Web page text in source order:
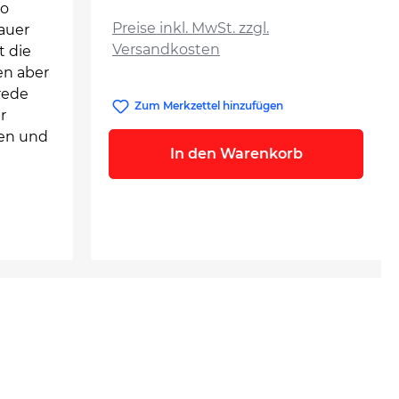
die
aber
und
Preise inkl. MwSt. zzgl.
Versandkosten
Zum Merkzettel hinzufügen
In den Warenkorb